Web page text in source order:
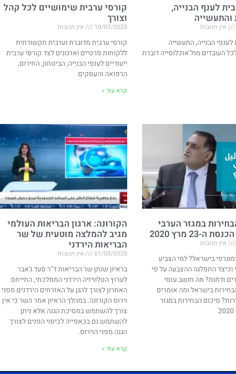
לענף הבנייה,
אין תגובות
לענפי הבנייה, התעשייה
העובדים מול אוכלוסייה דוברת
קורסי ערבית שימושיים לכל קהל
וצורך
10/07/2020 אין תגובות
קורסי ערבית מדוברת וערבית תקשורתית
ללקוחות פרטיים וארגונים לצד קורסי ערבית
ייעודיים לענפי הבנייה, הביטחון, החירום,
הרפואה והעסקים
קרא עוד »
במגזר הערבי
ה-23 מרץ 2020
אין תגובות
בישראל? למי הצביע
וכיצד התפלגה ההצבעה על פי
ודתות? מה חושב עזמי
בישראל ומה אומרים
סיכום הבחירות במגזר
הקורונה: ארגון הבריאות העולמי
מגיב להמלצה מוטעית של שר
הבריאות הירדני
01/03/2020 אין תגובות
בראיון שנתן שר הבריאות ד"ר סעד ג'אבר
לערוץ הטלוויזיה הירדני הממלכתי, התייחס
האחרון לצורך להגן על האזרחים הירדנים מפני
וירוס הקורונה. במהלך הראיון אמר השר כי אין
צורך להשתמש במסיכת הגנה אלא ניתן
להשתמש גם בכאפייה לכיסוי הפנים לצורך
הגנה מפני הוירוס.
קרא עוד »